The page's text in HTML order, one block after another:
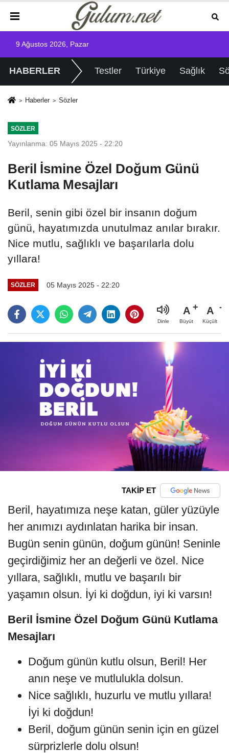
9 Ağustos 2026, Pazar
HABERLER Testler Türkiye Sağlık
Haberler Sözler
SÖZLER
Yayınlanma: 05 Mayıs 2025 - 22:20
Beril İsmine Özel Doğum Günü
Kutlama Mesajları
Beril, senin gibi özel bir insanın doğum
günü, hayatımızda unutulmaz anılar bırakır.
Nice mutlu, sağlıklı ve başarılarla dolu
yıllara!
SÖZLER 05 Mayıs 2025 - 22:20
Dinle
A
Büyüt
A
Küçült
TAKİP ET
Beril, hayatımıza neşe katan, güler yüzüyle
her anımızı aydınlatan harika bir insan.
Bugün senin günün, doğum günün! Seninle
geçirdiğimiz her an değerli ve özel. Nice
yıllara, sağlıklı, mutlu ve başarılı bir
yaşamın olsun. İyi ki doğdun, iyi ki varsın!
Beril İsmine Özel Doğum Günü Kutlama
Mesajları
Doğum günün kutlu olsun, Beril! Her
anın neşe ve mutlulukla dolsun.
Nice sağlıklı, huzurlu ve mutlu yıllara!
İyi ki doğdun!
Beril, doğum günün senin için en güzel
sürprizlerle dolu olsun!